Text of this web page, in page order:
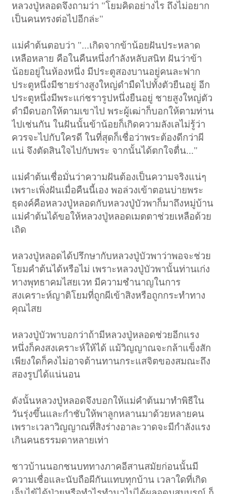
หลวงปู่หลอดจึงถามว่า "โยมคิดอย่างไร ถึงไม่อยาก
เป็นคนทรงต่อไปอีกล่ะ"
แม่คำต้นตอบว่า "...เกิดจากข้าน้อยฝันประหลาด
เหลือหลาย คือในคืนหนึ่งกำลังหลับสนิท ฝันว่าข้า
น้อยอยู่ในห้องหนึ่ง มีประตูสองบานอยู่คนละฟาก
ประตูหนึ่งมีชายร่างสูงใหญ่ดำมืดไปทั้งตัวยืนอยู่ อีก
ประตูหนึ่งมีพระแก่ชรารูปหนึ่งยืนอยู่ ชายสูงใหญ่ตัว
ดำมืดบอกให้ตามเขาไป พระผู้เฒ่าก็บอกให้ตามท่าน
ไปเช่นกัน ในฝันนั้นข้าน้อยก็เกิดความลังเลไม่รู้ว่า
ควรจะไปกับใครดี ในที่สุดก็เชื่อว่าพระต้องดีกว่าผี
แน่ จึงตัดสินใจไปกับพระ จากนั้นได้ตกใจตื่น..."
แม่คำต้นเชื่อมั่นว่าความฝันต้องเป็นความจริงแน่ๆ
เพราะเพิ่งฝันเมื่อคืนนี้เอง พอล่วงเข้าตอนบ่ายพระ
ธุดงค์คือหลวงปู่หลอดกับหลวงปู่บัวพาก็มาถึงหมู่บ้าน
แม่คำต้นได้ขอให้หลวงปู่หลอดเมตตาช่วยเหลือด้วย
เถิด
หลวงปู่หลอดได้ปรึกษากับหลวงปู่บัวพาว่าพอจะช่วย
โยมคำต้นได้หรือไม่ เพราะหลวงปู่บัวพานั้นท่านเก่ง
ทางพุทธาคมไสยเวท มีความชำนาญในการ
สงเคราะห์ญาติโยมที่ถูกผีเข้าสิงหรือถูกกระทำทาง
คุณไสย
หลวงปู่บัวพาบอกว่าถ้ามีหลวงปู่หลอดช่วยอีกแรง
หนึ่งก็คงสงเคราะห์ให้ได้ แม้วิญญาณจะกล้าแข็งสัก
เพียงใดก็คงไม่อาจต้านทานกระแสจิตของสมณะถึง
สองรูปได้แน่นอน
ดังนั้นหลวงปู่หลอดจึงบอกให้แม่คำต้นมาทำพิธีใน
วันรุ่งขึ้นและกำชับให้พาลูกหลานมาด้วยหลายคน
เพราะเวลาวิญญาณที่สิงร่างอาละวาดจะมีกำลังแรง
เกินคนธรรมดาหลายเท่า
ชาวบ้านนอกชนบททางภาคอีสานสมัยก่อนนั้นมี
ความเชื่อและนับถือผีกันแทบทุกบ้าน เวลาใดที่เกิด